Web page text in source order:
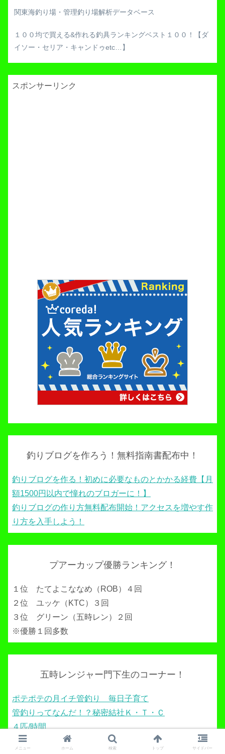
関東海釣り場・管理釣り場解析データベース
１００均で買える&作れる釣具ランキングベスト１００！【ダ
イソー・セリア・キャンドゥetc…】
スポンサーリンク
釣りブログを作ろう！無料指南書配布中！
釣りブログを作る！初めに必要なものとかかる経費【月
額1500円以内で憧れのブロガーに！】
釣りブログの作り方無料配布開始！アクセスを増やす作
り方を入手しよう！
プアーカップ優勝ランキング！
１位 たてよこななめ（ROB）４回
２位 ユッケ（KTC）３回
３位 グリーン（五時レン）２回
※優勝１回多数
五時レンジャー門下生のコーナー！
ポテポテの月イチ管釣り 毎日子育て
管釣りってなんだ！？秘密結社Ｋ・Ｔ・Ｃ
４匹/時間
タカの管釣り釣行記
メニュー ホーム 検索 トップ サイドバー